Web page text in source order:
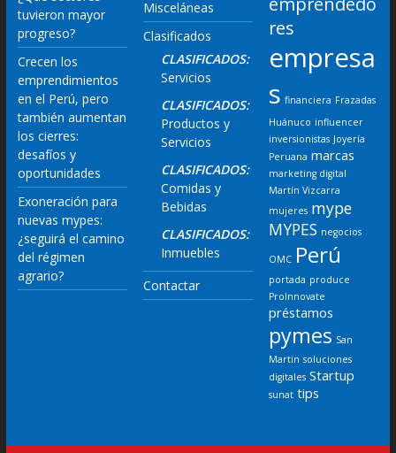
tuvieron mayor
progreso?
Crecen los
emprendimientos
en el Perú, pero
también aumentan
los cierres:
desafíos y
oportunidades
Exoneración para
nuevas mypes:
¿seguirá el camino
del régimen
agrario?
Misceláneas
Clasificados
CLASIFICADOS:
Servicios
CLASIFICADOS:
Productos y
Servicios
CLASIFICADOS:
Comidas y
Bebidas
CLASIFICADOS:
Inmuebles
Contactar
res
empresa
s financiera Frazadas
Huánuco influencer
inversionistas Joyería
Peruana marcas
marketing digital
Martín Vizcarra
mujeres mype
MYPES negocios
OMC Perú
portada produce
ProInnovate
préstamos
pymes San
Martin soluciones
digitales Startup
sunat tips